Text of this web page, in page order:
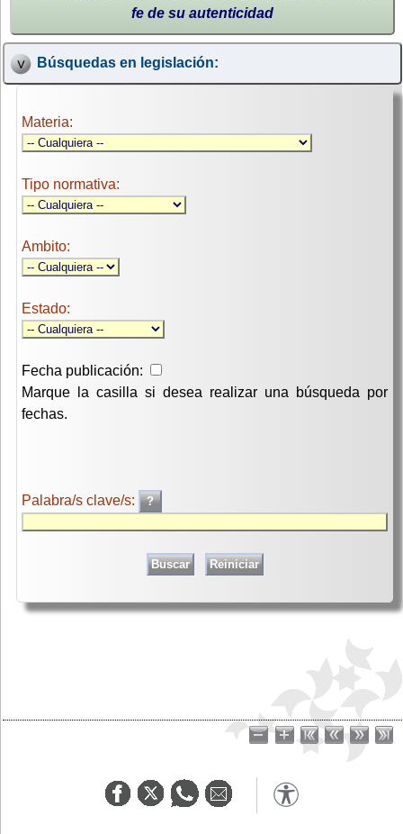
fe de su autenticidad
Búsquedas en legislación:
Materia:
Tipo normativa:
Ambito:
Estado:
Fecha publicación:
Marque la casilla si desea realizar una búsqueda por
fechas.
Palabra/s clave/s: